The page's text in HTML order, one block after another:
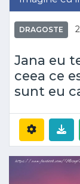
DRAGOSTE
Jana eu
ceea ce
sunt eu